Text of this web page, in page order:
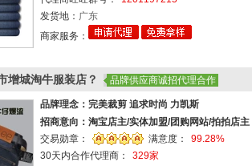
发货地： 广东
商家服务：
增城淘牛服装店？ 品牌供应商诚招代理合作
品牌理念：完美裁剪 追求时尚 力凯斯
招商意向：淘宝店主/实体加盟/团购网站/拍拍店主
交易勋章：
满意度：
99.28%
30天内合作代理商：
329家